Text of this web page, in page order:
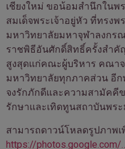
เชียงใหม่ ขอน้อมสำนึกในพ
สมเด็จพระเจ้าอยู่หัว ที่ทรง
มหาวิทยาลัยมหาจุฬาลงกร
ราชพิธีอันศักดิ์สิทธิ์ครั้งสำคั
สูงสุดแก่คณะผู้บริหาร คณา
มหาวิทยาลัยทุกภาคส่วน อีก
จงรักภักดีและความสามัคคี
รักษาและเทิดทูนสถาบันพร
สามารถดาวน์โหลดรูปภาพเ
https://photos.google.com/